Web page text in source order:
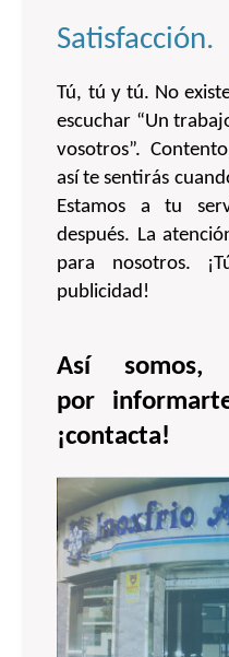
Satisfacción.
Tú, tú y tú. No
escuchar “Un
vosotros”.
así te sentirás
Estamos a tu
después. La
para nosotros.
publicidad!
Así somos,
por
¡contacta!